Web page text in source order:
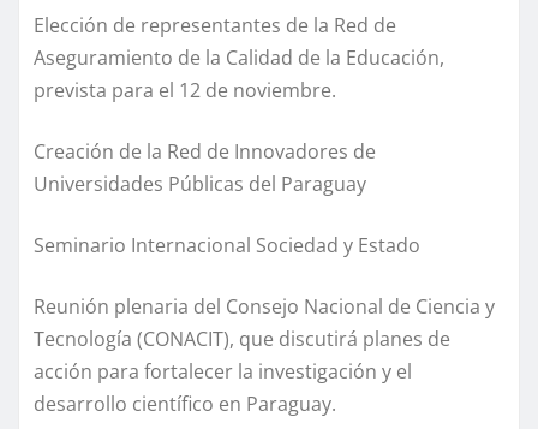
Elección de representantes de la Red de
Aseguramiento de la Calidad de la Educación,
prevista para el 12 de noviembre.
Creación de la Red de Innovadores de
Universidades Públicas del Paraguay
Seminario Internacional Sociedad y Estado
Reunión plenaria del Consejo Nacional de Ciencia y
Tecnología (CONACIT), que discutirá planes de
acción para fortalecer la investigación y el
desarrollo científico en Paraguay.